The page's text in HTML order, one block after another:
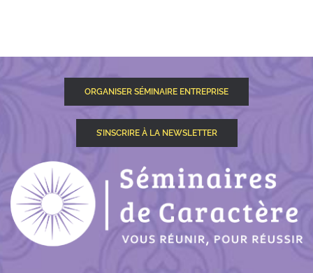
ORGANISER SÉMINAIRE ENTREPRISE
S’INSCRIRE À LA NEWSLETTER